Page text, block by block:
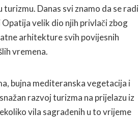
Danas svi znamo da se radi
velik dio njih privlači zbog
arhitekture svih povijesnih
vremena.
bujna mediteranska vegetacija i
razvoj turizma na prijelazu iz
vila sagrađenih u to vrijeme